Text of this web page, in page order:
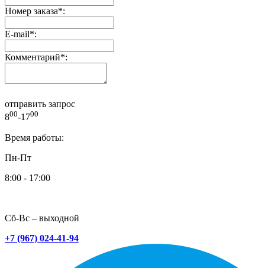
Номер заказа*:
E-mail*:
Комментарий*:
отправить запрос
800-1700
Время работы:
Пн-Пт
8:00 - 17:00
Сб-Вс – выходной
+7 (967) 024-41-94